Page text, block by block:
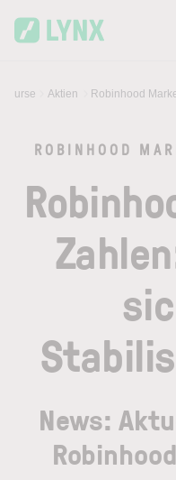
Kurse Aktien Robinhood
ROBINHOOD
News: